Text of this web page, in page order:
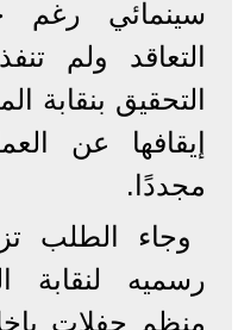
سينمائي رغم
التعاقد ولم
التحقيق بنقابة
إيقافها عن
مجددًا.
وجاء الطلب
رسميه لنقابة
منظم حفلات